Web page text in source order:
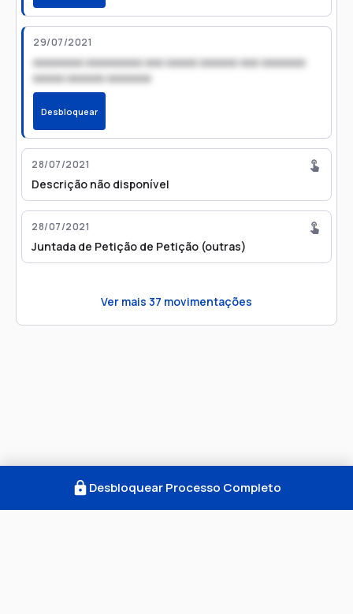
29/07/2021
xxxxxxxx xxxxxxxxx xxx xxxxx xxxxxx xxx xxxxxxx
xxxxx xxxxxx xxxxxxx
Desbloquear
28/07/2021
Descrição não disponível
28/07/2021
Juntada de Petição de Petição (outras)
Ver mais 37 movimentações
Desbloquear Processo Completo